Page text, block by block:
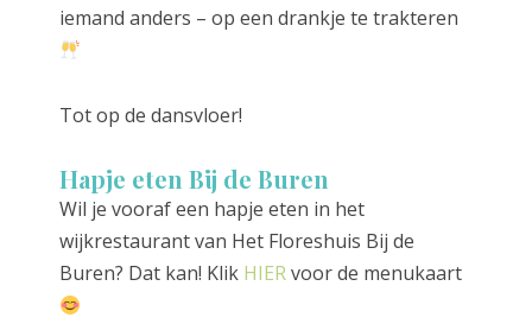
iemand anders – op een drankje te trakteren
Tot op de dansvloer!
Hapje eten Bij de Buren
Wil je vooraf een hapje eten in het
wijkrestaurant van Het Floreshuis Bij de
Buren? Dat kan! Klik HIERvoor de menukaart